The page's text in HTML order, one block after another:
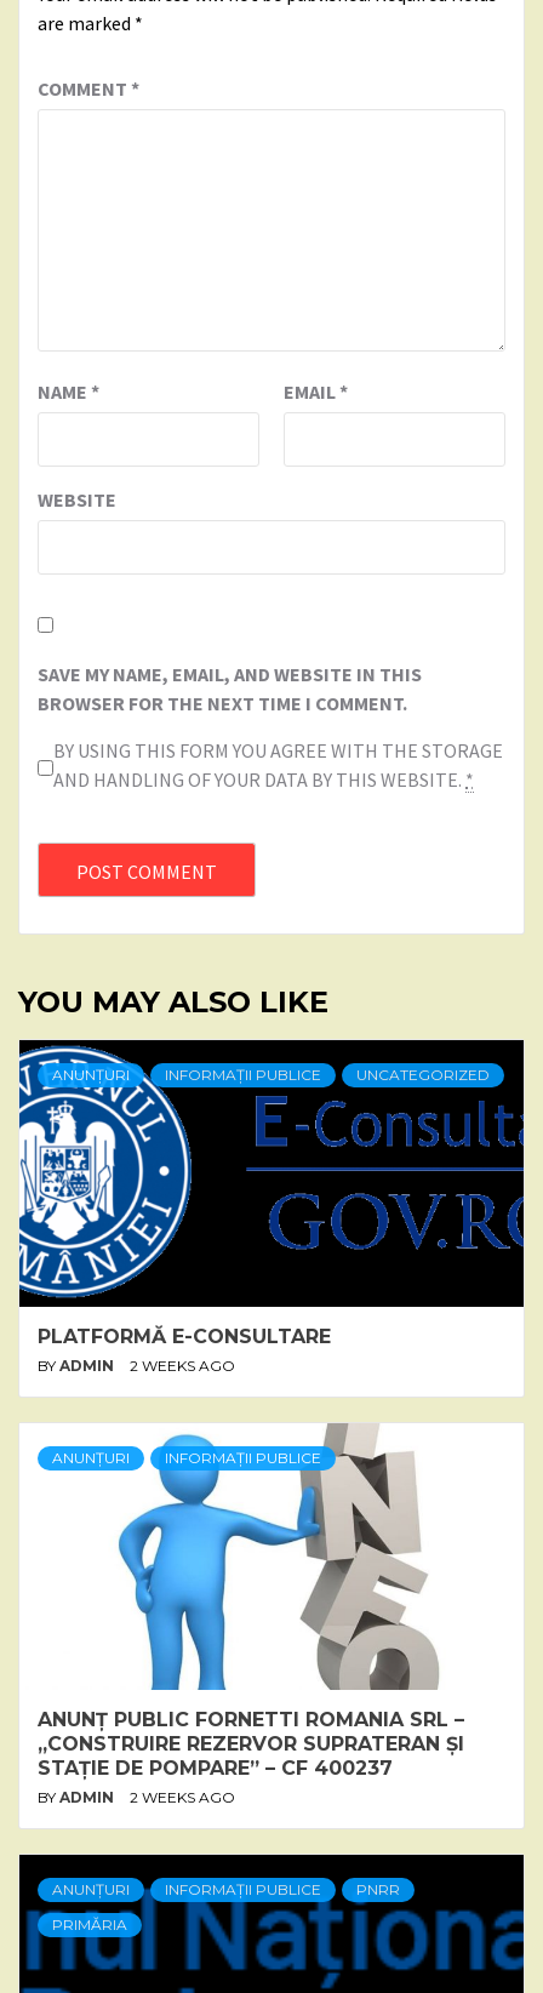
are marked *
COMMENT *
NAME * EMAIL*
WEBSITE
SAVE MY NAME, EMAIL, AND WEBSITE IN THIS
BROWSER FOR THE NEXT TIME I COMMENT.
BY USING THIS FORM YOU AGREE WITH THE STORAGE
AND HANDLING OF YOUR DATA BY THIS WEBSITE. *
YOU MAY ALSO LIKE
ANUNȚURI INFORMAȚII PUBLICE UNCATEGORIZED
PLATFORMĂ E-CONSULTARE
BY ADMIN 2 WEEKS AGO
ANUNȚURI INFORMAȚII PUBLICE
ANUNȚ PUBLIC FORNETTI ROMANIA SRL –
„CONSTRUIRE REZERVOR SUPRATERAN ȘI
STAȚIE DE POMPARE” – CF 400237
BY ADMIN 2 WEEKS AGO
ANUNȚURI INFORMAȚII PUBLICE
PNRR
PRIMĂRIA